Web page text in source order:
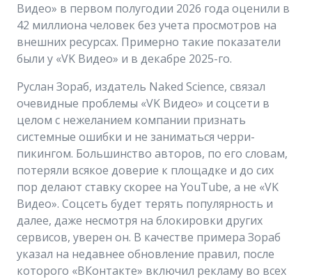
Видео» в первом полугодии 2026 года оценили в
42 миллиона человек без учета просмотров на
внешних ресурсах. Примерно такие показатели
были у «VK Видео» и в декабре 2025-го.
Руслан Зораб, издатель Naked Science, связал
очевидные проблемы «VK Видео» и соцсети в
целом с нежеланием компании признать
системные ошибки и не заниматься черри-
пикингом. Большинство авторов, по его словам,
потеряли всякое доверие к площадке и до сих
пор делают ставку скорее на YouTube, а не «VK
Видео». Соцсеть будет терять популярность и
далее, даже несмотря на блокировки других
сервисов, уверен он. В качестве примера Зораб
указал на недавнее обновление правил, после
которого «ВКонтакте» включил рекламу во всех